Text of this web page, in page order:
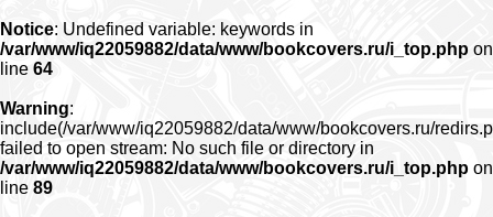
Notice: Undefined variable: keywords in
/var/www/iq22059882/data/www/bookcovers.ru/i_top.php on
line 64
Warning:
include(/var/www/iq22059882/data/www/bookcovers.ru/
failed to open stream: No such file or directory in
/var/www/iq22059882/data/www/bookcovers.ru/i_top.php on
line 89